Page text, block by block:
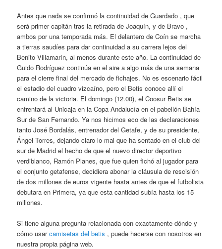
Antes que nada se confirmó la continuidad de Guardado , que
será primer capitán tras la retirada de Joaquín, y de Bravo ,
ambos por una temporada más. El delantero de Coín se marcha
a tierras saudíes para dar continuidad a su carrera lejos del
Benito Villamarín, al menos durante este año. La continuidad de
Guido Rodríguez continúa en el aire a algo más de una semana
para el cierre final del mercado de fichajes. No es escenario fácil
el estadio del cuadro vizcaíno, pero el Betis conoce allí el
camino de la victoria. El domingo (12.00), el Coosur Betis se
enfrentará al Unicaja en la Copa Andalucía en el pabellón Bahía
Sur de San Fernando. Ya nos hicimos eco de las declaraciones
tanto José Bordalás, entrenador del Getafe, y de su presidente,
Ángel Torres, dejando claro lo mal que ha sentado en el club del
sur de Madrid el hecho de que el nuevo director deportivo
verdiblanco, Ramón Planes, que fue quien fichó al jugador para
el conjunto getafense, decidiera abonar la cláusula de rescisión
de dos millones de euros vigente hasta antes de que el futbolista
debutara en Primera, ya que esta cantidad subía hasta los 15
millones.
Si tiene alguna pregunta relacionada con exactamente dónde y
cómo usarcamisetas del betis , puede hacerse con nosotros en
nuestra propia página web.